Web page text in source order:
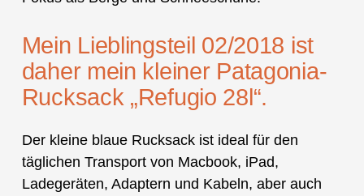
Mein Lieblingsteil 02/2018 ist
daher mein kleiner Patagonia-
Rucksack „Refugio 28l“.
Der kleine blaue Rucksack ist ideal für den
täglichen Transport von Macbook, iPad,
Ladegeräten, Adaptern und Kabeln, aber auch